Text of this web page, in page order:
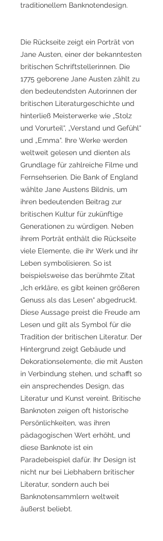
traditionellem Banknotendesign.
Die Rückseite zeigt ein Porträt von
Jane Austen, einer der bekanntesten
britischen Schriftstellerinnen. Die
1775 geborene Jane Austen zählt zu
den bedeutendsten Autorinnen der
britischen Literaturgeschichte und
hinterließ Meisterwerke wie „Stolz
und Vorurteil“, „Verstand und Gefühl“
und „Emma“. Ihre Werke werden
weltweit gelesen und dienten als
Grundlage für zahlreiche Filme und
Fernsehserien. Die Bank of England
wählte Jane Austens Bildnis, um
ihren bedeutenden Beitrag zur
britischen Kultur für zukünftige
Generationen zu würdigen. Neben
ihrem Porträt enthält die Rückseite
viele Elemente, die ihr Werk und ihr
Leben symbolisieren. So ist
beispielsweise das berühmte Zitat
„Ich erkläre, es gibt keinen größeren
Genuss als das Lesen“ abgedruckt.
Diese Aussage preist die Freude am
Lesen und gilt als Symbol für die
Tradition der britischen Literatur. Der
Hintergrund zeigt Gebäude und
Dekorationselemente, die mit Austen
in Verbindung stehen, und schafft so
ein ansprechendes Design, das
Literatur und Kunst vereint. Britische
Banknoten zeigen oft historische
Persönlichkeiten, was ihren
pädagogischen Wert erhöht, und
diese Banknote ist ein
Paradebeispiel dafür. Ihr Design ist
nicht nur bei Liebhabern britischer
Literatur, sondern auch bei
Banknotensammlern weltweit
äußerst beliebt.